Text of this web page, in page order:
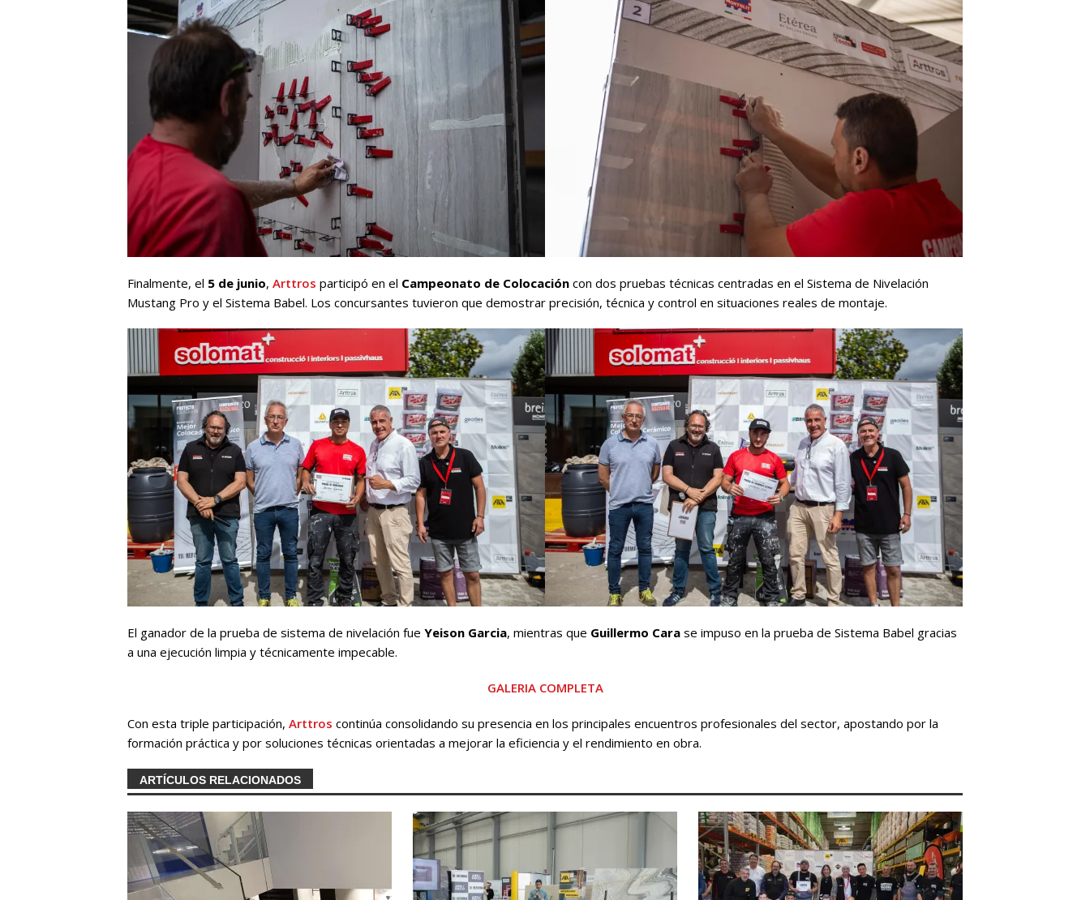
Finalmente, el 5 de junio, Arttros participó en el Campeonato de Colocación con dos pruebas técnicas centradas en el Sistema de Nivelación
Mustang Pro y el Sistema Babel. Los concursantes tuvieron que demostrar precisión, técnica y control en situaciones reales de montaje.
El ganador de la prueba de sistema de nivelación fue Yeison Garcia, mientras que Guillermo Cara se impuso en la prueba de Sistema Babel gracias
a una ejecución limpia y técnicamente impecable.
GALERIA COMPLETA
Con esta triple participación, Arttros continúa consolidando su presencia en los principales encuentros profesionales del sector, apostando por la
formación práctica y por soluciones técnicas orientadas a mejorar la eficiencia y el rendimiento en obra.
ARTÍCULOS RELACIONADOS